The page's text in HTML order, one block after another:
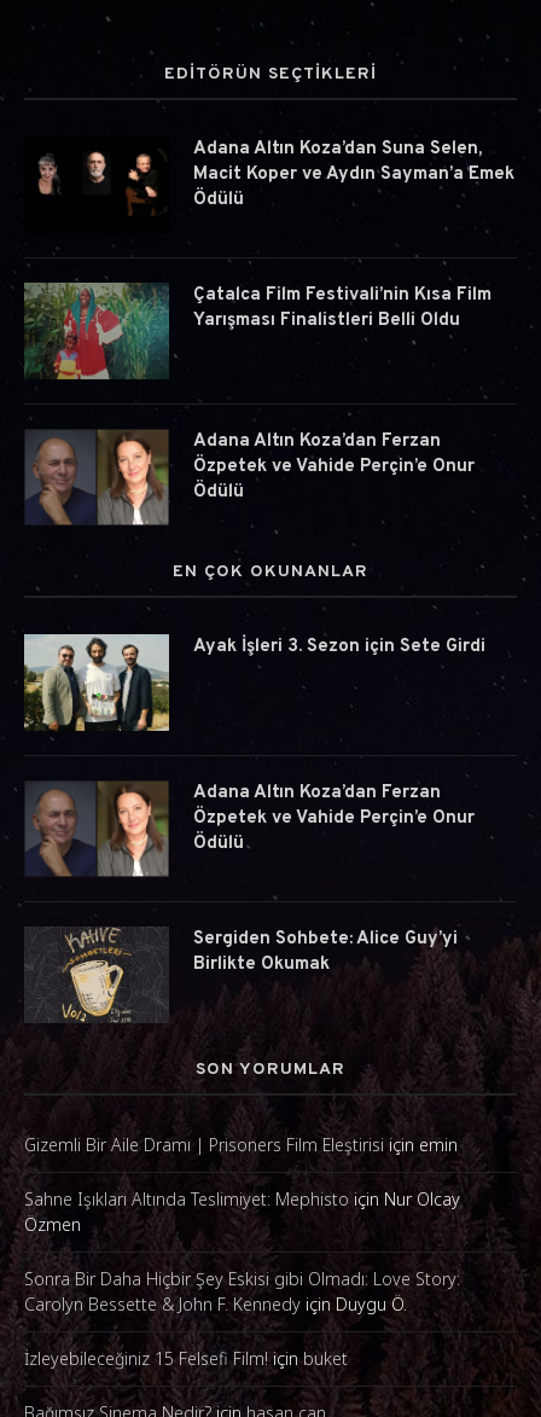
EDİTÖRÜN SEÇTİKLERİ
Adana Altın Koza’dan Suna Selen,
Macit Koper ve Aydın Sayman’a Emek
Ödülü
Çatalca Film Festivali’nin Kısa Film
Yarışması Finalistleri Belli Oldu
Adana Altın Koza’dan Ferzan
Özpetek ve Vahide Perçin’e Onur
Ödülü
EN ÇOK OKUNANLAR
Ayak İşleri 3. Sezon için Sete Girdi
Adana Altın Koza’dan Ferzan
Özpetek ve Vahide Perçin’e Onur
Ödülü
Sergiden Sohbete: Alice Guy’yi
Birlikte Okumak
SON YORUMLAR
Gizemli Bir Aile Dramı | Prisoners Film Eleştirisi için emin
Sahne Işıkları Altında Teslimiyet: Mephisto için Nur Olcay
Özmen
Sonra Bir Daha Hiçbir Şey Eskisi gibi Olmadı: Love Story:
Carolyn Bessette & John F. Kennedy için Duygu Ö.
İzleyebileceğiniz 15 Felsefi Film!içinbuket